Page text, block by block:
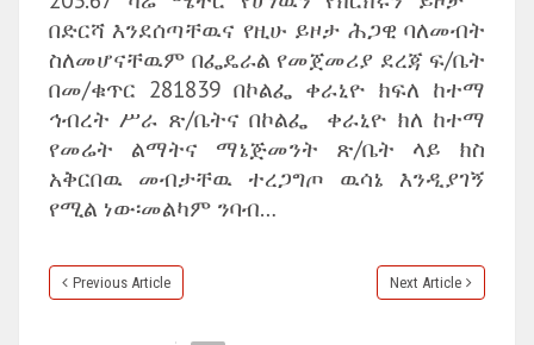
በድርሻ እንደሰጣቸዉና የዚሁ ይዞታ ሕጋዊ ባለመብት
ስለመሆናቸዉም በፌዴራል የመጀመሪያ ደረጃ ፍ/ቤት
በመ/ቁጥር 281839 በኮልፌ ቀራኒዮ ክፍለ ከተማ
ኅብረት ሥራ ጽ/ቤትና በኮልፌ ቀራኒዮ ክለ ከተማ
የመሬት ልማትና ማኔጅመንት ጽ/ቤት ላይ ክስ
አቅርበዉ መብታቸዉ ተረጋግጦ ዉሳኔ እንዲያገኝ
የሚል ነው፡መልካም ንባብ…
Previous Article Next Article